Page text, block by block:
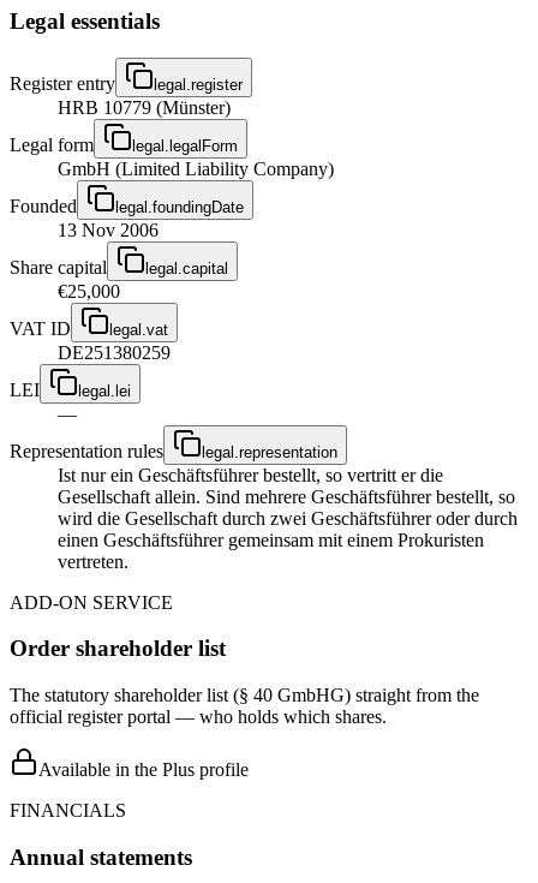
Legal essentials
Register entry legal.register
HRB 10779 (Münster)
Legal form
legal.legalForm
GmbH (Limited Liability Company)
Founded
legal.foundingDate
13 Nov 2006
Share capital
legal.capital
€25,000
VAT ID
legal.vat
DE251380259
LEI
legal.lei
—
Representation rules
legal.representation
Ist nur ein Geschäftsführer bestellt, so vertritt er die
Gesellschaft allein. Sind mehrere Geschäftsführer bestellt, so
wird die Gesellschaft durch zwei Geschäftsführer oder durch
einen Geschäftsführer gemeinsam mit einem Prokuristen
vertreten.
ADD-ON SERVICE
Order shareholder list
The statutory shareholder list (§ 40 GmbHG) straight from the
official register portal — who holds which shares.
Available in the Plus profile
FINANCIALS
Annual statements